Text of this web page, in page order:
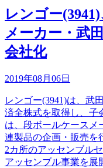
レンゴー
メーカー・武
会社化
2019年08月06日
レンゴー(3941)は、武
済全株式を取得し、子
は、段ボールケースメ
連製品の企画・販売を
2カ所のアッセンブル
アッセンブル事業を展